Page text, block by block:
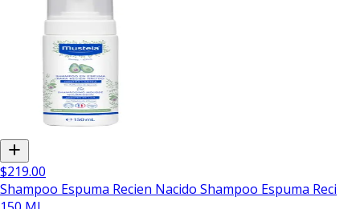
$219.00
Shampoo Espuma Recien Nacido Shampoo Espuma Reci